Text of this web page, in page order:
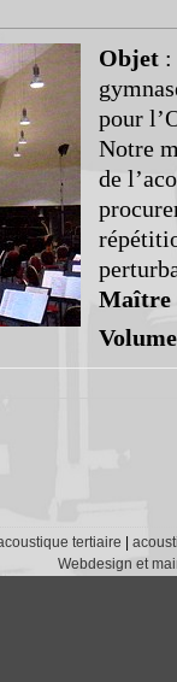
Objet:
pour
Notre
de
Maître
Volume
tertiaire
Webdesign et